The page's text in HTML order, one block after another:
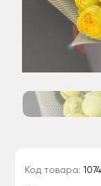
Код товара: 1074